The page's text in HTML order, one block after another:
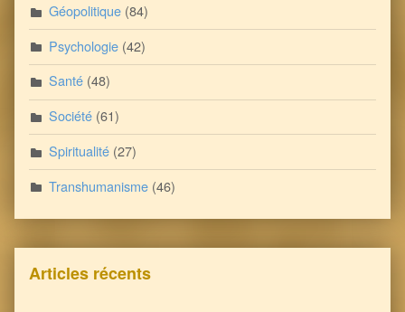
Géopolitique (84)
Psychologie (42)
Santé (48)
Société (61)
Spiritualité (27)
Transhumanisme (46)
Articles récents